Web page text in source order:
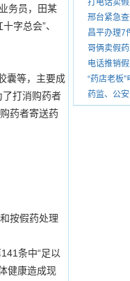
务员，田某
字总会”、
囊等，主要成
打消购药者
药者寄送药
按假药处理
条中“足以
健康造成现
打电话卖
万
邢台紧急
昌平办理7
生售假
哥俩卖假
电话推销
电话推销
当庭获刑
“药店老板
10余万
药监、公